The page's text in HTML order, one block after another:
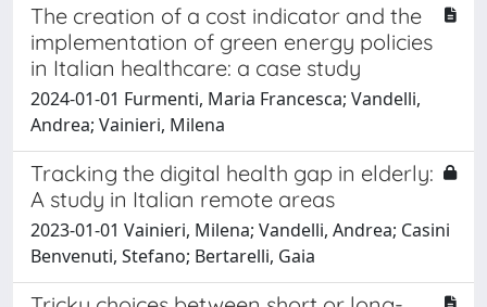
The creation of a cost indicator and the
implementation of green energy policies
in Italian healthcare: a case study
2024-01-01 Furmenti, Maria Francesca; Vandelli,
Andrea; Vainieri, Milena
Tracking the digital health gap in elderly:
A study in Italian remote areas
2023-01-01 Vainieri, Milena; Vandelli, Andrea; Casini
Benvenuti, Stefano; Bertarelli, Gaia